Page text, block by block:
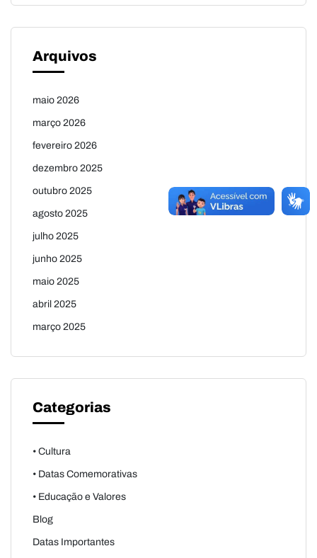
Arquivos
maio 2026
março 2026
fevereiro 2026
dezembro 2025
outubro 2025
agosto 2025
julho 2025
junho 2025
maio 2025
abril 2025
março 2025
Categorias
• Cultura
• Datas Comemorativas
• Educação e Valores
Blog
Datas Importantes